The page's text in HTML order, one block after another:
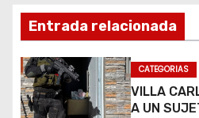
ó
n
d
Entrada relacionada
CATEGORIAS
VILLA
A UN